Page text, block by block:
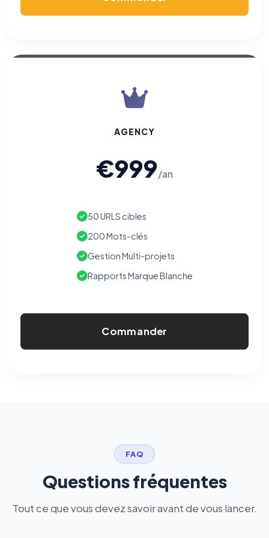
AGENCY
€999/an
50 URLS cibles
200 Mots-clés
Gestion Multi-projets
Rapports Marque Blanche
Commander
FAQ
Questions fréquentes
Tout ce que vous devez savoir avant de vous lancer.